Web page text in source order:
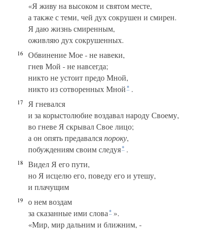
«Я живу на высоком и святом месте,
а также с теми, чей дух сокрушен и смирен.
Я даю жизнь смиренным,
оживляю дух сокрушенных.
16
Обвинение Мое - не навеки,
гнев Мой - не навсегда;
никто не устоит предо Мной,
никто из сотворенных Мной * .
17
Я гневался
и за корыстолюбие воздавал народу Своему,
во гневе Я скрывал Свое лицо;
а он опять предавалсяпороку,
побуждениям своим следуя* .
18
Видел Я его пути,
но Я исцелю его, поведу его и утешу,
и плачущим
19
о нем воздам
за сказанные ими слова * ».
«Мир, мир дальним и ближним, -